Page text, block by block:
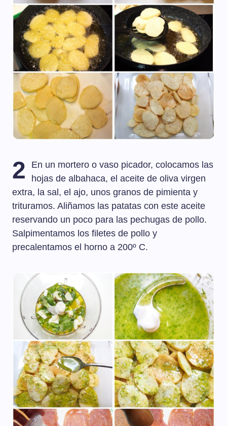
2
En un mortero o vaso picador, colocamos las
hojas de albahaca, el aceite de oliva virgen
extra, la sal, el ajo, unos granos de pimienta y
trituramos. Aliñamos las patatas con este aceite
reservando un poco para las pechugas de pollo.
Salpimentamos los filetes de pollo y
precalentamos el horno a 200º C.